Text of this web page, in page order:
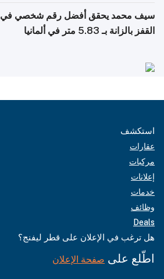
سيف محمد يحقق أفضل رقم شخصي في
القفز بالزانة بـ 5.83 متر في ألمانيا
استكشف
عقارات
مركبات
إعلانات
خدمات
وظائف
Deals
هل ترغب في الإعلان على قطر ليفنج؟
اطّلع على صفحة الإعلان